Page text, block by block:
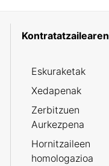
Eskuraketak
Xedapenak
Zerbitzuen
Aurkezpena
Hornitzaileen
homologazioa